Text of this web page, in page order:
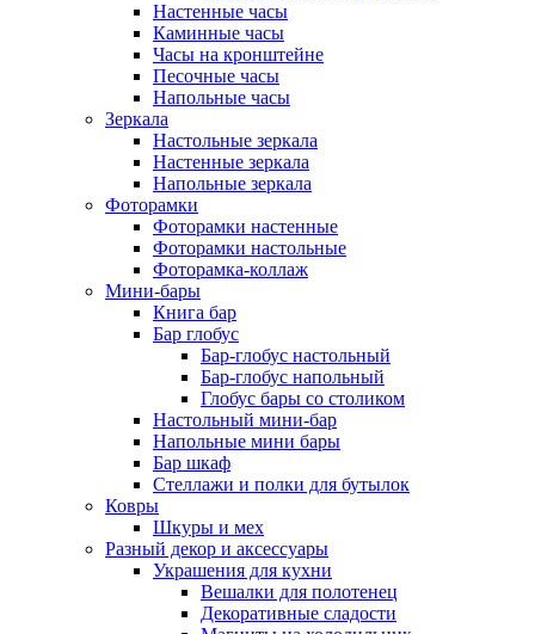
Настенные часы
Каминные часы
Часы на кронштейне
Песочные часы
Напольные часы
Зеркала
Настольные зеркала
Настенные зеркала
Напольные зеркала
Фоторамки
Фоторамки настенные
Фоторамки настольные
Фоторамка-коллаж
Мини-бары
Книга бар
Бар глобус
Бар-глобус настольный
Бар-глобус напольный
Глобус бары со столиком
Настольный мини-бар
Напольные мини бары
Бар шкаф
Стеллажи и полки для бутылок
Ковры
Шкуры и мех
Разный декор и аксессуары
Украшения для кухни
Вешалки для полотенец
Декоративные сладости